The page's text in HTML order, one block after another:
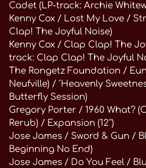
Cadet (LP-track: Archie
Kenny Cox / Lost My Love /
Clap! The Joyful Noise)
Kenny Cox / Clap Clap! The
track: Clap Clap! The Joyful
The Rongetz Foundation /
Neufville) / ´Heavenly
Butterfly Session)
Gregory Porter / 1960 What?
Rerub) / Expansion (12″)
Jose James / Sword & Gun /
Beginning No End)
Jose James / Do You Feel /